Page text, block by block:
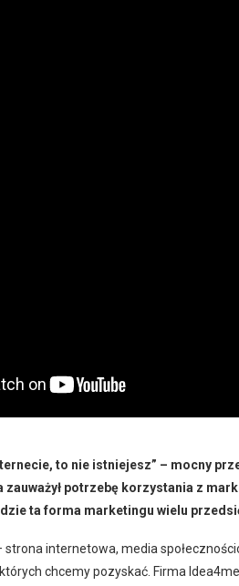
to nie istniejesz” – mocny
potrzebę korzystania z
ta forma marketingu wielu
strona internetowa, media
chcemy pozyskać. Firma